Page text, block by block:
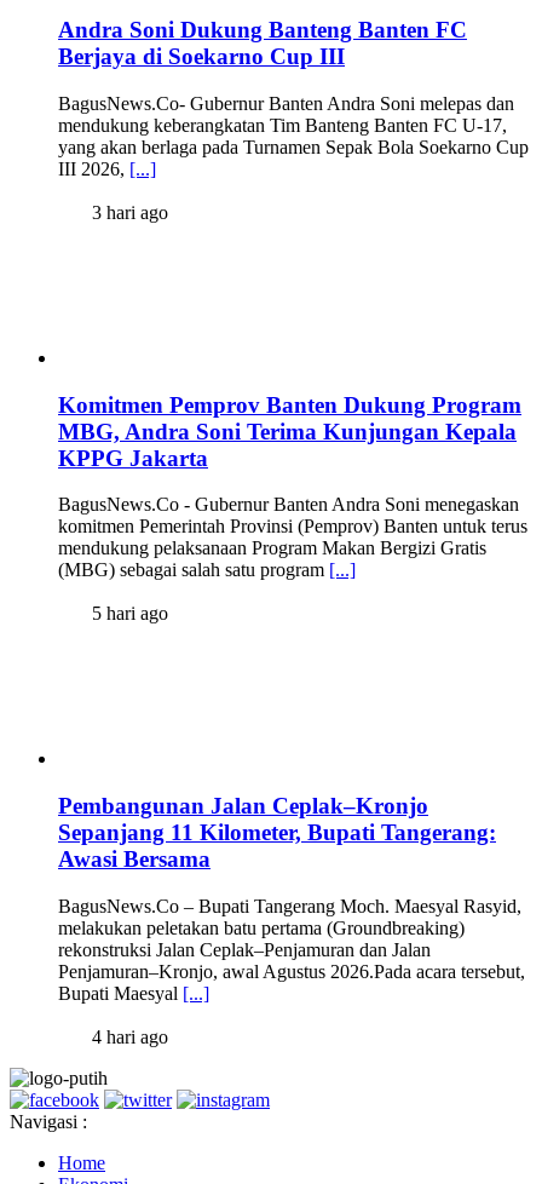
Andra Soni Dukung Banteng Banten FC
Berjaya di Soekarno Cup III
BagusNews.Co- Gubernur Banten Andra Soni melepas dan
mendukung keberangkatan Tim Banteng Banten FC U-17,
yang akan berlaga pada Turnamen Sepak Bola Soekarno Cup
III 2026, [...]
3 hari ago
Komitmen Pemprov Banten Dukung Program
MBG, Andra Soni Terima Kunjungan Kepala
KPPG Jakarta
BagusNews.Co - Gubernur Banten Andra Soni menegaskan
komitmen Pemerintah Provinsi (Pemprov) Banten untuk terus
mendukung pelaksanaan Program Makan Bergizi Gratis
(MBG) sebagai salah satu program [...]
5 hari ago
Pembangunan Jalan Ceplak–Kronjo
Sepanjang 11 Kilometer, Bupati Tangerang:
Awasi Bersama
BagusNews.Co – Bupati Tangerang Moch. Maesyal Rasyid,
melakukan peletakan batu pertama (Groundbreaking)
rekonstruksi Jalan Ceplak–Penjamuran dan Jalan
Penjamuran–Kronjo, awal Agustus 2026.Pada acara tersebut,
Bupati Maesyal [...]
4 hari ago
Navigasi :
Home